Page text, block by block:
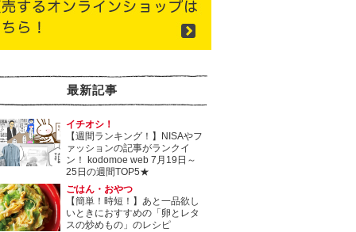
最新記事
イチオシ！
【週間ランキング！】NISAやフ
ァッションの記事がランクイ
ン！ kodomoe web 7月19日～
25日の週間TOP5★
ごはん・おやつ
【簡単！時短！】あと一品欲し
いときにおすすめの「卵とレタ
スの炒めもの」のレシピ